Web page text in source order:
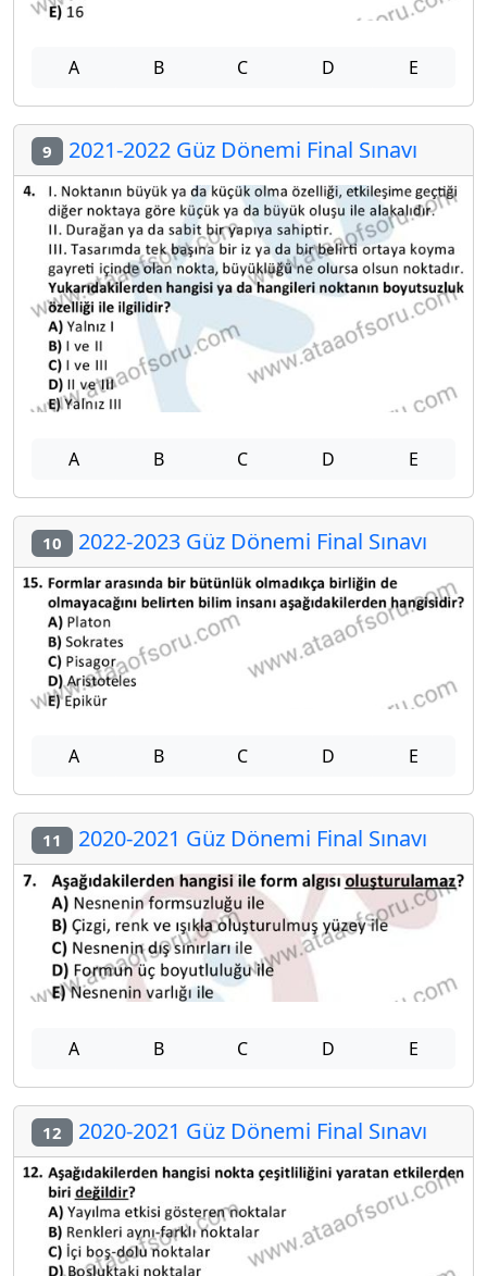
A B C D E
9 2021-2022 Güz Dönemi Final Sınavı
A B C D E
10 2022-2023 Güz Dönemi Final Sınavı
A B C D E
11 2020-2021 Güz Dönemi Final Sınavı
A B C D E
12 2020-2021 Güz Dönemi Final Sınavı